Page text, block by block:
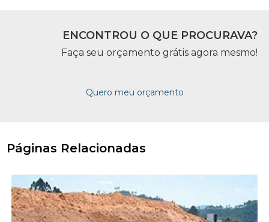
ENCONTROU O QUE PROCURAVA?
Faça seu orçamento grátis agora mesmo!
Quero meu orçamento
Páginas Relacionadas